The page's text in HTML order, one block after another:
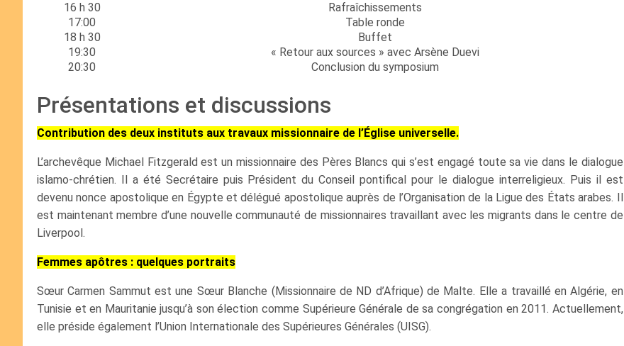
16 h 30
Rafraîchissements
17:00
Table ronde
18 h 30
Buffet
19:30
« Retour aux sources » avec Arsène Duevi
20:30
Conclusion du symposium
Présentations et discussions
Contribution des deux instituts aux travaux missionnaire de l’Église universelle.
L’archevêque Michael Fitzgerald est un missionnaire des Pères Blancs qui s’est engagé toute sa vie dans le dialogue
islamo-chrétien. Il a été Secrétaire puis Président du Conseil pontifical pour le dialogue interreligieux. Puis il est
devenu nonce apostolique en Égypte et délégué apostolique auprès de l’Organisation de la Ligue des États arabes. Il
est maintenant membre d’une nouvelle communauté de missionnaires travaillant avec les migrants dans le centre de
Liverpool.
Femmes apôtres : quelques portraits
Sœur Carmen Sammut est une Sœur Blanche (Missionnaire de ND d’Afrique) de Malte. Elle a travaillé en Algérie, en
Tunisie et en Mauritanie jusqu’à son élection comme Supérieure Générale de sa congrégation en 2011. Actuellement,
elle préside également l’Union Internationale des Supérieures Générales (UISG).